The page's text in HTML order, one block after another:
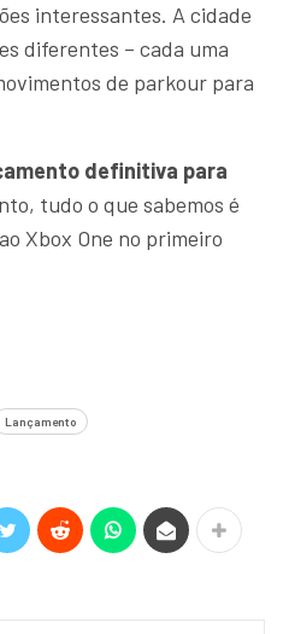
interessantes. A cidade
diferentes – cada uma
de parkour para
definitiva para
tudo o que sabemos é
Xbox One no primeiro
Lançamento